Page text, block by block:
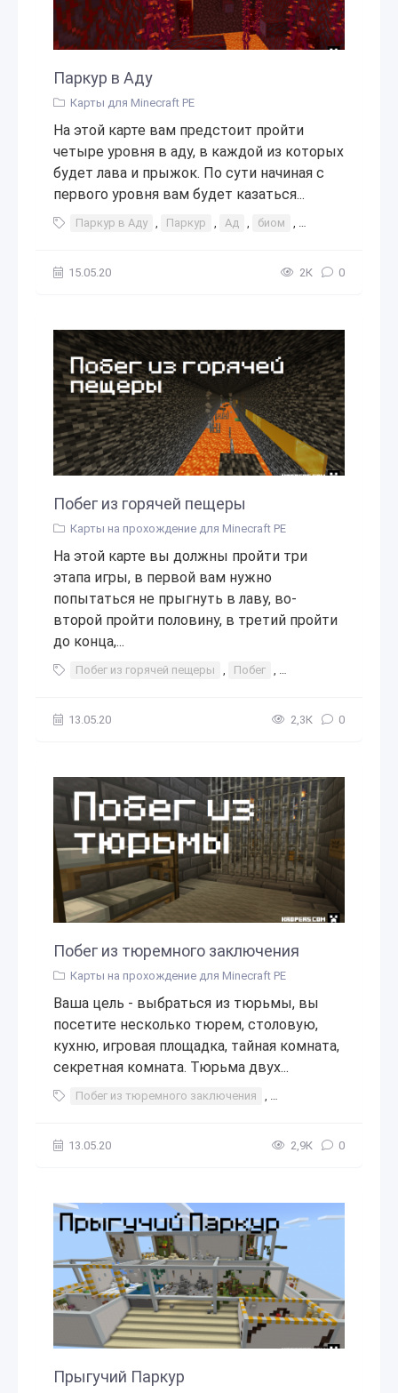
Паркур в Аду
Карты для Minecraft PE
На этой карте вам предстоит пройти
четыре уровня в аду, в каждой из которых
будет лава и прыжок. По сути начиная с
первого уровня вам будет казаться...
Паркур в Аду , Паркур , Ад , биом , биум
15.05.20 2К 0
Побег из горячей пещеры
Карты на прохождение для Minecraft PE
На этой карте вы должны пройти три
этапа игры, в первой вам нужно
попытаться не прыгнуть в лаву, во-
второй пройти половину, в третий пройти
до конца,...
Побег из горячей пещеры , Побег , прохождения
13.05.20 2,3К 0
Побег из тюремного заключения
Карты на прохождение для Minecraft PE
Ваша цель - выбраться из тюрьмы, вы
посетите несколько тюрем, столовую,
кухню, игровая площадка, тайная комната,
секретная комната. Тюрьма двух...
Побег из тюремного заключения , побег из тюрьмы
13.05.20 2,9К 0
Прыгучий Паркур